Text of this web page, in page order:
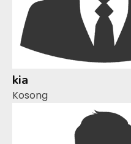
kia
Kosong